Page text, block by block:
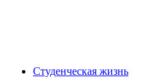
Студенческая жизнь